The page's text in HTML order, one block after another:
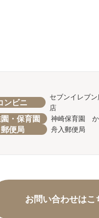
ンビニ
セブンイレブ
店
・保育園 神崎保育園
郵便局 舟入郵便局
お問い合わせはこ